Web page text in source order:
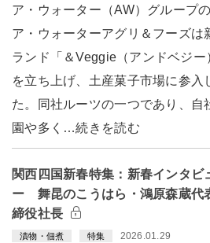
ア・ウォーター（AW）グループ
ア・ウォーターアグリ＆フーズは
ランド「＆Veggie（アンドベジー
を立ち上げ、土産菓子市場に参入
た。同社ルーツの一つであり、自
園や多く…続きを読む
関西四国新春特集：新春インタビ
ー 舞昆のこうはら・鴻原森蔵代
締役社長
漬物・佃煮 特集 2026.01.29